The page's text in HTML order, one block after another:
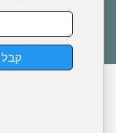
קבל